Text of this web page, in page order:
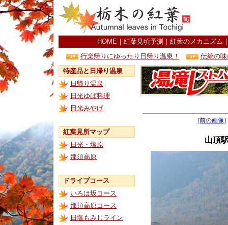
HOME ｜ 紅葉見頃予測 ｜ 紅葉のメカニズム
行楽帰りにゆったり日帰り温泉！
伝統の
特産品と日帰り温泉
日帰り温泉
日光ゆば料理
日光みやげ
紅葉見所マップ
日光・塩原
那須高原
ドライブコース
いろは坂コース
那須高原コース
日塩もみじライン
[前の画像]
山頂